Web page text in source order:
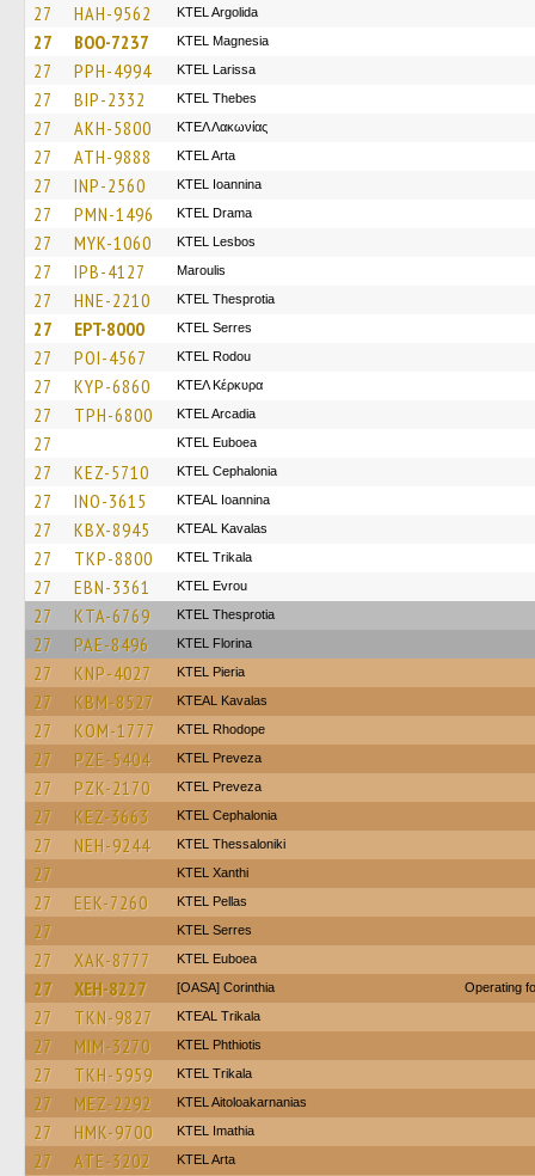
27 HAH-9562 KTEL Argolida
27 BOO-7237 ΚΤΕL Magnesia
27 PPH-4994 KTEL Larissa
27 BIP-2332 KTEL Thebes
27 AKH-5800 ΚΤΕΛ Λακωνίας
27 ATH-9888 KTEL Arta
27 INP-2560 KTEL Ioannina
27 PMN-1496 KTEL Drama
27 MYK-1060 KTEL Lesbos
27 IPB-4127 Maroulis
27 HNE-2210 KTEL Thesprotia
27 EPT-8000 KTEL Serres
27 POI-4567 ΚΤΕL Rodou
27 KYP-6860 ΚΤΕΛ Κέρκυρα
27 TPH-6800 KTEL Arcadia
27 ΚΤΕL Euboea
27 KEZ-5710 KTEL Cephalonia
27 INO-3615 KTEAL Ioannina
27 KBX-8945 KTEAL Kavalas
27 TKP-8800 ΚΤΕL Τrikala
27 EBN-3361 KTEL Evrou
27 KTA-6769 KTEL Thesprotia
27 PAE-8496 KTEL Florina
27 KNP-4027 KTEL Pieria
27 KBM-8527 KTEAL Kavalas
27 KOM-1777 KTEL Rhodope
27 PZE-5404 KTEL Preveza
27 PZK-2170 KTEL Preveza
27 KEZ-3663 KTEL Cephalonia
27 NEH-9244 KTEL Thessaloniki
27 KTEL Xanthi
27 EEK-7260 KTEL Pellas
27 KTEL Serres
27 XAK-8777 ΚΤΕL Euboea
27 XEH-8227 [OASA] Corinthia Operating
27 TKN-9827 KTEAL Trikala
27 MIM-3270 ΚΤΕL Phthiotis
27 TKH-5959 ΚΤΕL Τrikala
27 MEZ-2292 KTEL Aitoloakarnanias
27 HMK-9700 KTEL Imathia
27 ATE-3202 KTEL Arta